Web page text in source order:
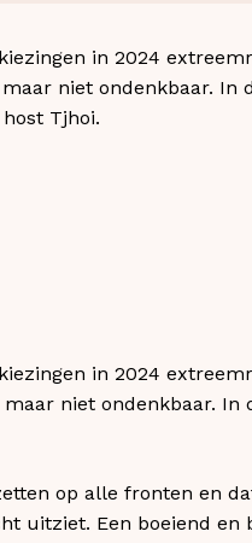
in 2024
niet ondenkbaar. In
Tjhoi.
in 2024
maar niet ondenkbaar. In
op alle fronten en
uitziet. Een boeiend